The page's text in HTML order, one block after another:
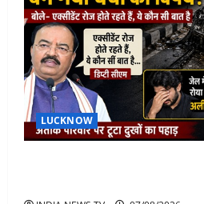
LUCKNOW